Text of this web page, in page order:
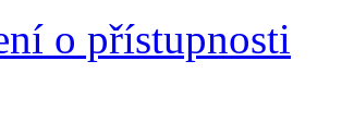
o přístupnosti